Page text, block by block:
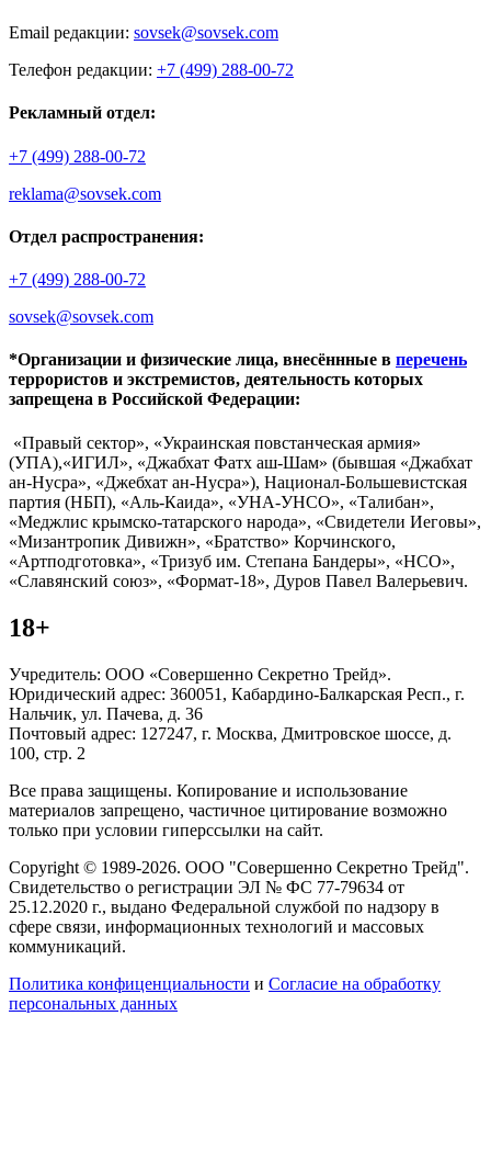
Email редакции: sovsek@sovsek.com
Телефон редакции: +7 (499) 288-00-72
Рекламный отдел:
+7 (499) 288-00-72
reklama@sovsek.com
Отдел распространения:
+7 (499) 288-00-72
sovsek@sovsek.com
*Организации и физические лица, внесённные в перечень
террористов и экстремистов, деятельность которых
запрещена в Российской Федерации:
«Правый сектор», «Украинская повстанческая армия»
(УПА),«ИГИЛ», «Джабхат Фатх аш-Шам» (бывшая «Джабхат
ан-Нусра», «Джебхат ан-Нусра»), Национал-Большевистская
партия (НБП), «Аль-Каида», «УНА-УНСО», «Талибан»,
«Меджлис крымско-татарского народа», «Свидетели Иеговы»,
«Мизантропик Дивижн», «Братство» Корчинского,
«Артподготовка», «Тризуб им. Степана Бандеры», «НСО»,
«Славянский союз», «Формат-18», Дуров Павел Валерьевич.
18+
Учредитель: ООО «Совершенно Секретно Трейд».
Юридический адрес: 360051, Кабардино-Балкарская Респ., г.
Нальчик, ул. Пачева, д. 36
Почтовый адрес: 127247, г. Москва, Дмитровское шоссе, д.
100, стр. 2
Все права защищены. Копирование и использование
материалов запрещено, частичное цитирование возможно
только при условии гиперссылки на сайт.
Copyright © 1989-2026. ООО "Совершенно Секретно Трейд".
Свидетельство о регистрации ЭЛ № ФС 77-79634 от
25.12.2020 г., выдано Федеральной службой по надзору в
сфере связи, информационных технологий и массовых
коммуникаций.
Политика конфиценциальности и Согласие на обработку
персональных данных